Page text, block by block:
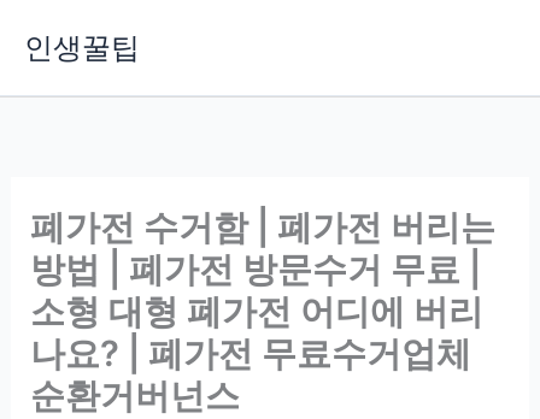
인생꿀팁
폐가전 수거함 | 폐가전 버리는
방법 | 폐가전 방문수거 무료 |
소형 대형 폐가전 어디에 버리
나요? | 폐가전 무료수거업체
순환거버넌스